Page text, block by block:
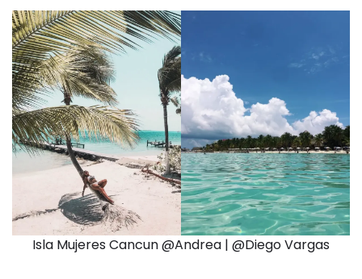
Isla Mujeres Cancun @Andrea | @Diego Vargas